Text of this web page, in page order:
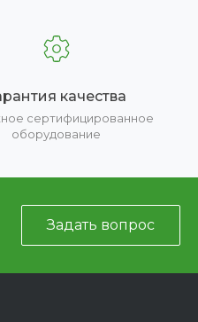
качества
сертифицированное
оборудование
Задать вопрос